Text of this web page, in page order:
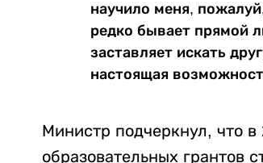
научило меня,
редко бывает прямой
заставляет искать
настоящая
Министр подчеркнул, что в
образовательных грантов